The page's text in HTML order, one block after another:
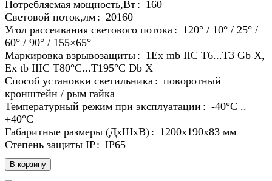
В корзину
Потребляемая мощность,Вт : 160
Световой поток,лм : 20160
Угол рассеивания светового потока : 120° / 10° / 25° /
60° / 90° / 155×65°
Маркировка взрывозащиты : 1Ex mb IIC T6...T3 Gb X,
Ex tb IIIC T80°C...T195°C Db X
Способ установки светильника : поворотный
кронштейн / рым гайка
Температурный режим при эксплуатации : -40°С ..
+40°C
Габаритные размеры (ДхШхВ) : 1200х190х83 мм
Степень защиты IP : IP65